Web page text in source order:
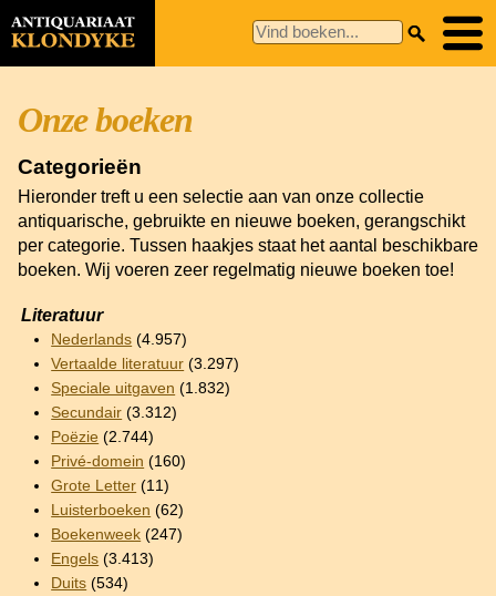
Onze boeken
Categorieën
Hieronder treft u een selectie aan van onze collectie
antiquarische, gebruikte en nieuwe boeken, gerangschikt
per categorie. Tussen haakjes staat het aantal beschikbare
boeken. Wij voeren zeer regelmatig nieuwe boeken toe!
Literatuur
Nederlands (4.957)
Vertaalde literatuur (3.297)
Speciale uitgaven (1.832)
Secundair (3.312)
Poëzie (2.744)
Privé-domein (160)
Grote Letter (11)
Luisterboeken (62)
Boekenweek (247)
Engels (3.413)
Duits (534)